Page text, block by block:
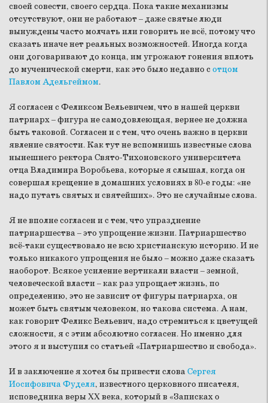
своей совести, своего сердца. Пока такие механизмы
отсутствуют, они не работают – даже святые люди
вынуждены часто молчать или говорить не всё, потому что
сказать иначе нет реальных возможностей. Иногда когда
они договаривают до конца, им угрожают гонения вплоть
до мученической смерти, как это было недавно с отцом
Павлом Адельгеймом.
Я согласен с Феликсом Вельевичем, что в нашей церкви
патриарх – фигура не самодовлеющая, вернее не должна
быть таковой. Согласен и с тем, что очень важно в церкви
явление святости. Как тут не вспомнишь известные слова
нынешнего ректора Свято-Тихоновского университета
отца Владимира Воробьева, которые я слышал, когда он
совершал крещение в домашних условиях в 80-е годы: «не
надо путать святых и святейших». Это не случайные слова.
Я не вполне согласен и с тем, что упразднение
патриаршества – это упрощение жизни. Патриаршество
всё-таки существовало не всю христианскую историю. И не
только никакого упрощения не было – можно даже сказать
наоборот. Всякое усиление вертикали власти – земной,
человеческой власти – как раз упрощает жизнь, по
определению, это не зависит от фигуры патриарха, он
может быть святым человеком, но такова система. А нам,
как говорит Феликс Вельевич, надо стремиться к цветущей
сложности, я с этим абсолютно согласен. Но именно для
этого я и выступил со статьей «Патриаршество и свобода».
И в заключение я хотел бы привести словаСергея
Иосифовича Фуделя, известного церковного писателя,
исповедника веры XX века, который в «Записках о